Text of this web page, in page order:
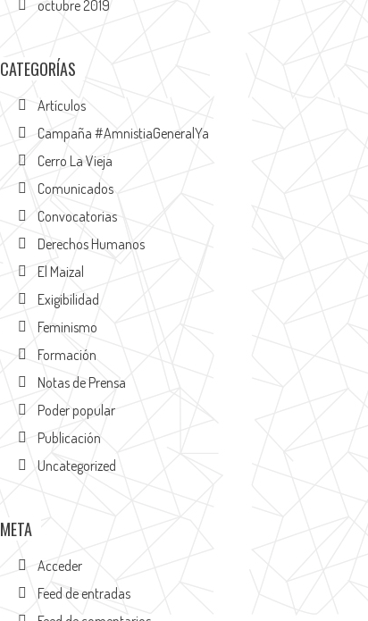
octubre 2019
CATEGORÍAS
Artículos
Campaña #AmnistiaGeneralYa
Cerro La Vieja
Comunicados
Convocatorias
Derechos Humanos
El Maizal
Exigibilidad
Feminismo
Formación
Notas de Prensa
Poder popular
Publicación
Uncategorized
META
Acceder
Feed de entradas